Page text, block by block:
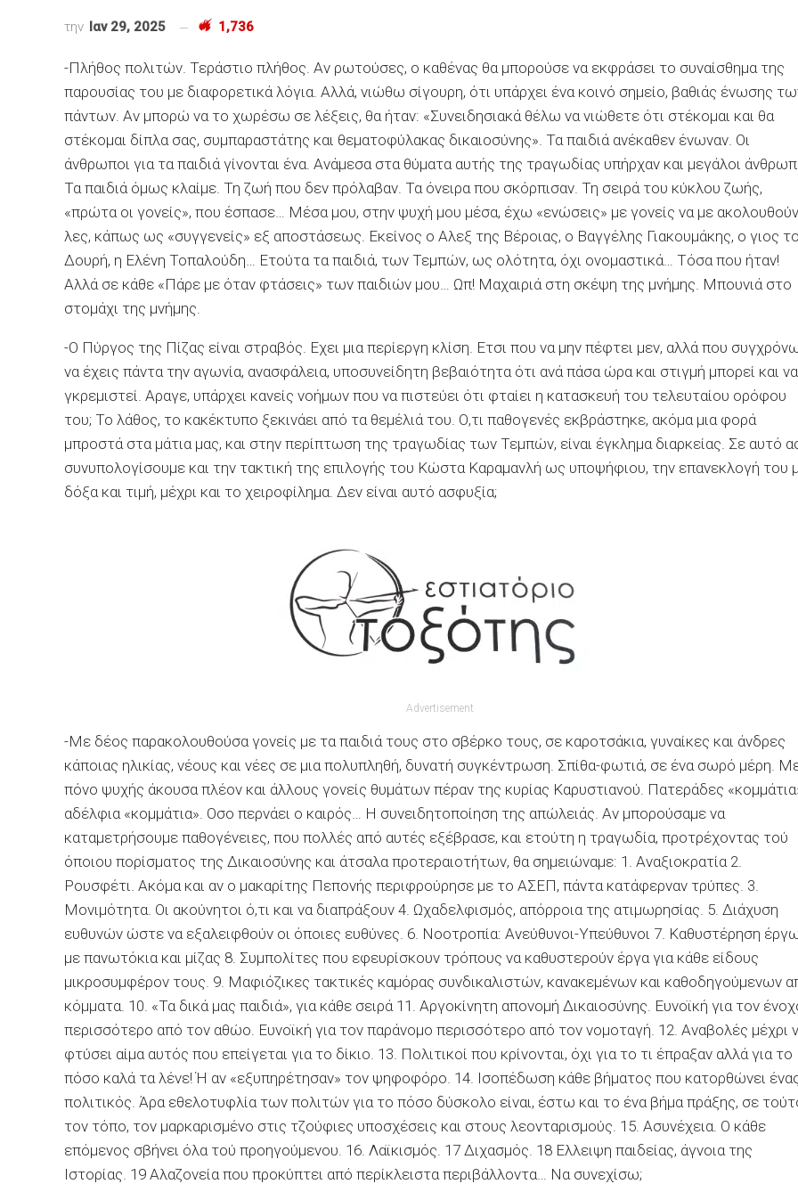
την Ιαν 29, 2025 1,736
-Πλήθος πολιτών. Τεράστιο πλήθος. Αν ρωτούσες, ο καθένας θα μπορούσε να εκφράσει το συναίσθημα της
παρουσίας του με διαφορετικά λόγια. Αλλά, νιώθω σίγουρη, ότι υπάρχει ένα κοινό σημείο, βαθιάς ένωσης
πάντων. Αν μπορώ να το χωρέσω σε λέξεις, θα ήταν: «Συνειδησιακά θέλω να νιώθετε ότι στέκομαι και θα
στέκομαι δίπλα σας, συμπαραστάτης και θεματοφύλακας δικαιοσύνης». Τα παιδιά ανέκαθεν ένωναν. Οι
άνθρωποι για τα παιδιά γίνονται ένα. Ανάμεσα στα θύματα αυτής της τραγωδίας υπήρχαν και μεγάλοι
Τα παιδιά όμως κλαίμε. Τη ζωή που δεν πρόλαβαν. Τα όνειρα που σκόρπισαν. Τη σειρά του κύκλου ζωής,
«πρώτα οι γονείς», που έσπασε… Μέσα μου, στην ψυχή μου μέσα, έχω «ενώσεις» με γονείς να με
λες, κάπως ως «συγγενείς» εξ αποστάσεως. Εκείνος ο Αλεξ της Βέροιας, ο Βαγγέλης Γιακουμάκης, ο γιος
Δουρή, η Ελένη Τοπαλούδη… Ετούτα τα παιδιά, των Τεμπών, ως ολότητα, όχι ονομαστικά… Τόσα που ήταν!
Αλλά σε κάθε «Πάρε με όταν φτάσεις» των παιδιών μου… Ωπ! Μαχαιριά στη σκέψη της μνήμης. Μπουνιά στο
στομάχι της μνήμης.
-Ο Πύργος της Πίζας είναι στραβός. Εχει μια περίεργη κλίση. Ετσι που να μην πέφτει μεν, αλλά που
να έχεις πάντα την αγωνία, ανασφάλεια, υποσυνείδητη βεβαιότητα ότι ανά πάσα ώρα και στιγμή μπορεί και να
γκρεμιστεί. Αραγε, υπάρχει κανείς νοήμων που να πιστεύει ότι φταίει η κατασκευή του τελευταίου ορόφου
του; Το λάθος, το κακέκτυπο ξεκινάει από τα θεμέλιά του. Ο,τι παθογενές εκβράστηκε, ακόμα μια φορά
μπροστά στα μάτια μας, και στην περίπτωση της τραγωδίας των Τεμπών, είναι έγκλημα διαρκείας. Σε αυτό
συνυπολογίσουμε και την τακτική της επιλογής του Κώστα Καραμανλή ως υποψήφιου, την επανεκλογή του
δόξα και τιμή, μέχρι και το χειροφίλημα. Δεν είναι αυτό ασφυξία;
Advertisement
-Με δέος παρακολουθούσα γονείς με τα παιδιά τους στο σβέρκο τους, σε καροτσάκια, γυναίκες και άνδρες
κάποιας ηλικίας, νέους και νέες σε μια πολυπληθή, δυνατή συγκέντρωση. Σπίθα-φωτιά, σε ένα σωρό μέρη.
πόνο ψυχής άκουσα πλέον και άλλους γονείς θυμάτων πέραν της κυρίας Καρυστιανού. Πατεράδες
αδέλφια «κομμάτια». Οσο περνάει ο καιρός… Η συνειδητοποίηση της απώλειάς. Αν μπορούσαμε να
καταμετρήσουμε παθογένειες, που πολλές από αυτές εξέβρασε, και ετούτη η τραγωδία, προτρέχοντας τού
όποιου πορίσματος της Δικαιοσύνης και άτσαλα προτεραιοτήτων, θα σημειώναμε: 1. Αναξιοκρατία 2.
Ρουσφέτι. Ακόμα και αν ο μακαρίτης Πεπονής περιφρούρησε με το ΑΣΕΠ, πάντα κατάφερναν τρύπες. 3.
Μονιμότητα. Οι ακούνητοι ό,τι και να διαπράξουν 4. Ωχαδελφισμός, απόρροια της ατιμωρησίας. 5. Διάχυση
ευθυνών ώστε να εξαλειφθούν οι όποιες ευθύνες. 6. Νοοτροπία: Ανεύθυνοι-Υπεύθυνοι 7. Καθυστέρηση
με πανωτόκια και μίζας 8. Συμπολίτες που εφευρίσκουν τρόπους να καθυστερούν έργα για κάθε είδους
μικροσυμφέρον τους. 9. Μαφιόζικες τακτικές καμόρας συνδικαλιστών, κανακεμένων και καθοδηγούμενων
κόμματα. 10. «Τα δικά μας παιδιά», για κάθε σειρά 11. Αργοκίνητη απονομή Δικαιοσύνης. Ευνοϊκή για τον
περισσότερο από τον αθώο. Ευνοϊκή για τον παράνομο περισσότερο από τον νομοταγή. 12. Αναβολές μέχρι
φτύσει αίμα αυτός που επείγεται για το δίκιο. 13. Πολιτικοί που κρίνονται, όχι για το τι έπραξαν αλλά για το
πόσο καλά τα λένε! Ή αν «εξυπηρέτησαν» τον ψηφοφόρο. 14. Ισοπέδωση κάθε βήματος που κατορθώνει
πολιτικός. Άρα εθελοτυφλία των πολιτών για το πόσο δύσκολο είναι, έστω και το ένα βήμα πράξης, σε
τον τόπο, τον μαρκαρισμένο στις τζούφιες υποσχέσεις και στους λεονταρισμούς. 15. Ασυνέχεια. Ο κάθε
επόμενος σβήνει όλα τού προηγούμενου. 16. Λαϊκισμός. 17 Διχασμός. 18 Ελλειψη παιδείας, άγνοια της
Ιστορίας. 19 Αλαζονεία που προκύπτει από περίκλειστα περιβάλλοντα… Να συνεχίσω;